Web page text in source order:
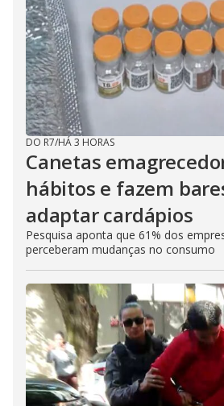
DO R7/HÁ 3 HORAS
Canetas
hábitos e fazem
adaptar cardápios
Pesquisa aponta que 61% dos
perceberam mudanças no consumo